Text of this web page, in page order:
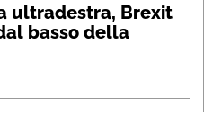
ultradestra, Brexit
basso della